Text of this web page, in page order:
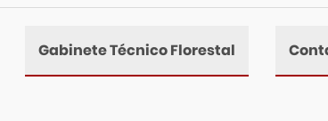
Gabinete Técnico Florestal